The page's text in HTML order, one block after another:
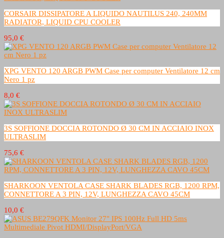
CORSAIR DISSIPATORE A LIQUIDO NAUTILUS 240, 240MM
RADIATOR, LIQUID CPU COOLER
95,0 €
XPG VENTO 120 ARGB PWM Case per computer Ventilatore 12 cm
Nero 1 pz
8,0 €
3S SOFFIONE DOCCIA ROTONDO Ø 30 CM IN ACCIAIO INOX
ULTRASLIM
75,6 €
SHARKOON VENTOLA CASE SHARK BLADES RGB, 1200 RPM,
CONNETTORE A 3 PIN, 12V, LUNGHEZZA CAVO 45CM
10,0 €